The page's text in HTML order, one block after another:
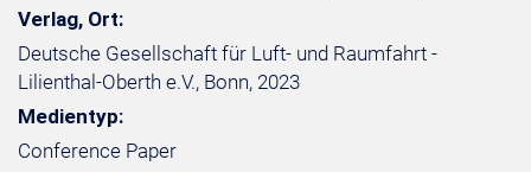
Verlag, Ort:
Deutsche Gesellschaft für Luft- und Raumfahrt -
Lilienthal-Oberth e.V., Bonn, 2023
Medientyp:
Conference Paper